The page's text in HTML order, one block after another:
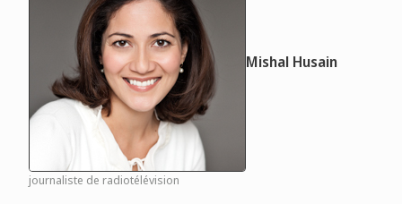
Mishal Husain
journaliste de radiotélévision